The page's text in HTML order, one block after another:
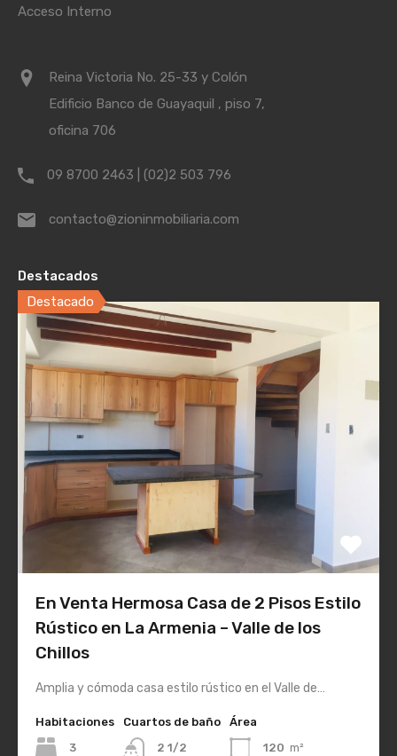
Acceso Interno
Reina Victoria No. 25-33 y Colón
Edificio Banco de Guayaquil , piso 7,
oficina 706
09 8700 2463 | (02)2 503 796
contacto@zioninmobiliaria.com
Destacados
Destacado
En Venta Hermosa Casa de 2 Pisos Estilo
Rústico en La Armenia – Valle de los
Chillos
Amplia y cómoda casa estilo rústico en el Valle de…
Habitaciones
3
Cuartos de baño
2 1/2
Área
120 m²